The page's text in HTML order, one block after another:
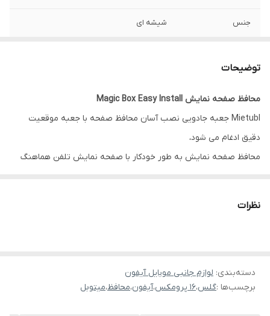
جنس شیشه ای
توضیحات
محافظ صفحه نمایش Magic Box Easy Install
Mietubl جعبه جادویی نصب آسان محافظ صفحه با جعبه موقعیت
دقیق ادغام می شود،
محافظ صفحه نمایش به طور خودکار با صفحه نمایش تلفن هماهنگ
فیلم خود را در جای خود قرار می دهد — سریع، دقیق و بدون دردسر.
نظرات
دسته‌بندی: لوازم جانبی موبایل آیفون
برچسب‌ها :گلس،16 پرومکس ،آیفون،محافظ،میتوبل